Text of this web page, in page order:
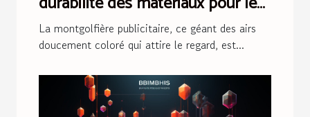
montgolfières publicitaires
La montgolfière publicitaire, ce géant des airs
doucement coloré qui attire le regard, est...